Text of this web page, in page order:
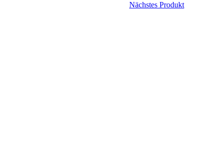
Nächstes Produkt